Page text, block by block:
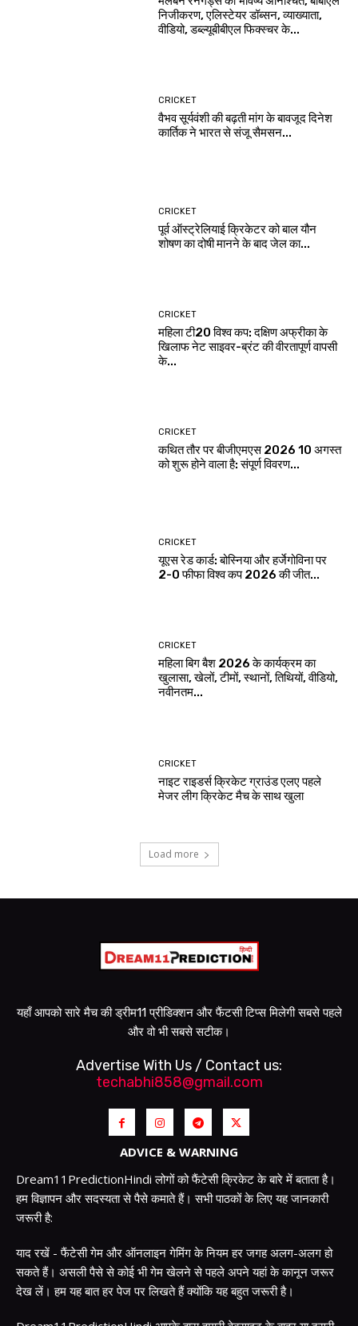
निजीकरण, एलिस्टेयर डॉब्सन, व्याख्याता,
वीडियो, डब्ल्यूबीबीएल फिक्स्चर के...
CRICKET
वैभव सूर्यवंशी की बढ़ती मांग के बावजूद दिनेश
कार्तिक ने भारत से संजू सैमसन...
CRICKET
पूर्व ऑस्ट्रेलियाई क्रिकेटर को बाल यौन
शोषण का दोषी मानने के बाद जेल का...
CRICKET
महिला टी20 विश्व कप: दक्षिण अफ्रीका के
खिलाफ नेट साइवर-ब्रंट की वीरतापूर्ण वापसी
के...
CRICKET
कथित तौर पर बीजीएमएस 2026 10 अगस्त
को शुरू होने वाला है: संपूर्ण विवरण...
CRICKET
यूएस रेड कार्ड: बोस्निया और हर्जेगोविना पर
2-0 फीफा विश्व कप 2026 की जीत...
CRICKET
महिला बिग बैश 2026 के कार्यक्रम का
खुलासा, खेलों, टीमों, स्थानों, तिथियों, वीडियो,
नवीनतम...
CRICKET
नाइट राइडर्स क्रिकेट ग्राउंड एलए पहले
मेजर लीग क्रिकेट मैच के साथ खुला
Load more
यहाँ आपको सारे मैच की ड्रीम11 प्रीडिक्शन और फैंटसी टिप्स मिलेगी सबसे पहले
और वो भी सबसे सटीक।
Advertise With Us / Contact us:
techabhi858@gmail.com
ADVICE & WARNING
Dream11PredictionHindi लोगों को फैंटेसी क्रिकेट के बारे में बताता है।
हम विज्ञापन और सदस्यता से पैसे कमाते हैं। सभी पाठकों के लिए यह जानकारी
जरूरी है:
याद रखें - फैंटेसी गेम और ऑनलाइन गेमिंग के नियम हर जगह अलग-अलग हो
सकते हैं। असली पैसे से कोई भी गेम खेलने से पहले अपने यहां के कानून जरूर
देख लें। हम यह बात हर पेज पर लिखते हैं क्योंकि यह बहुत जरूरी है।